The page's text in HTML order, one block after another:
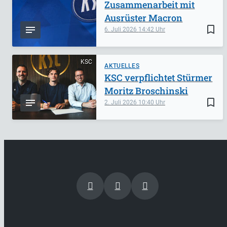
bookmark_border
6. Juli 2026 14:42
Zusammenarbeit mit
Ausrüster Macron
KSC
AKTUELLES
bookmark_border
2. Juli 2026 10:40
KSC verpflichtet Stürmer
Moritz Broschinski